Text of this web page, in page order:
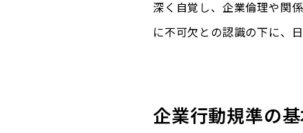
深く自覚し、企業倫理や関
に不可欠との認識の下に、
企業行動規準の